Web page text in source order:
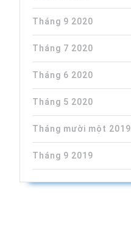
Tháng 9 2020
Tháng 7 2020
Tháng 6 2020
Tháng 5 2020
Tháng mười một 2019
Tháng 9 2019